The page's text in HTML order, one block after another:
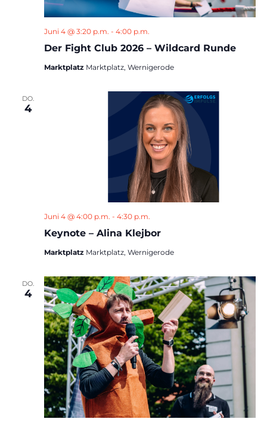
Der Fight Club 2026 – Wildcard Runde
Juni 4 @ 3:20 p.m. - 4:00 p.m.
Marktplatz Marktplatz, Wernigerode
DO.
4
Keynote – Alina Klejbor
Juni 4 @ 4:00 p.m. - 4:30 p.m.
Marktplatz Marktplatz, Wernigerode
DO.
4